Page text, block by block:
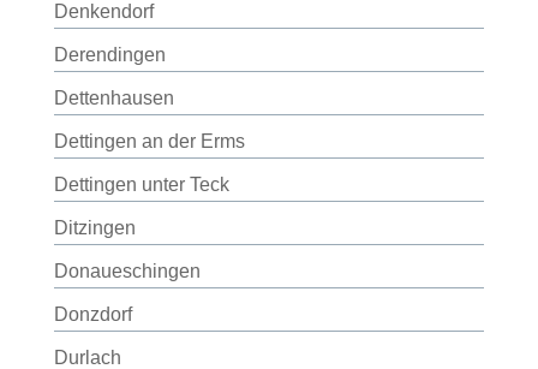
Denkendorf
Derendingen
Dettenhausen
Dettingen an der Erms
Dettingen unter Teck
Ditzingen
Donaueschingen
Donzdorf
Durlach